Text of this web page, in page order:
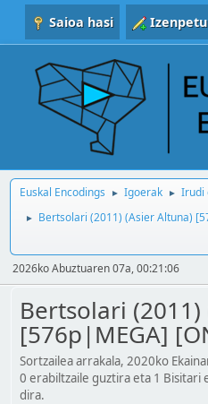
Saioa hasi Izenpetu
Euskal Encodings ► Igoerak ► Irudi
►
Bertsolari (2011) (Asier Altuna)
2026ko Abuztuaren 07a, 00:21:06
Bertsolari
[576p|MEGA]
Sortzailea arrakala, 2020ko
0 erabiltzaile guztira eta 1 Bisitari
dira.